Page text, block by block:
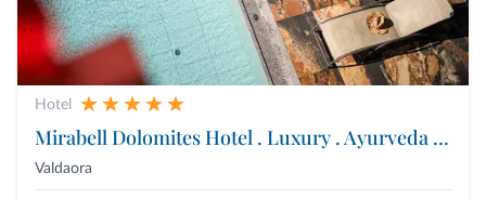
Hotel
Mirabell Dolomites Hotel . Luxury . Ayurveda & Spa
Valdaora